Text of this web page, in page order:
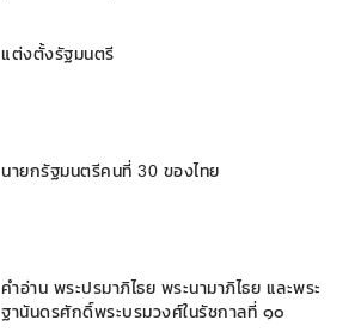
แต่งตั้งรัฐมนตรี
นายกรัฐมนตรีคนที่ 30 ของไทย
คำอ่าน พระปรมาภิไธย พระนามาภิไธย และพระ
ฐานันดรศักดิ์พระบรมวงศ์ในรัชกาลที่ ๑๐